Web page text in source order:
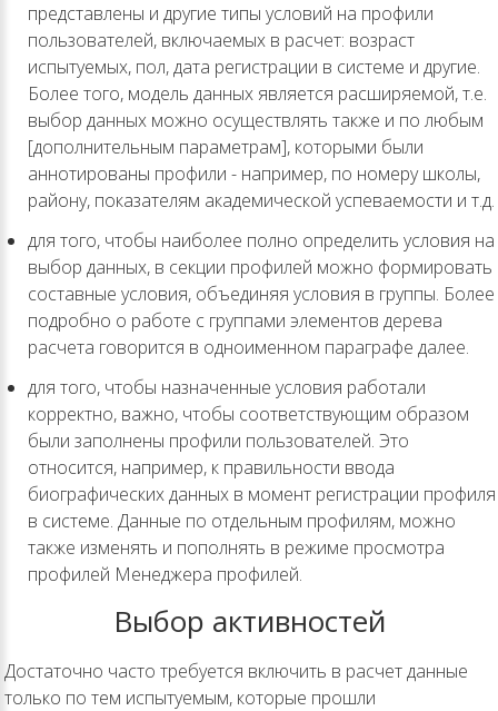
представлены и другие типы условий на профили
пользователей, включаемых в расчет: возраст
испытуемых, пол, дата регистрации в системе и другие.
Более того, модель данных является расширяемой, т.е.
выбор данных можно осуществлять также и по любым
[дополнительным параметрам], которыми были
аннотированы профили - например, по номеру школы,
району, показателям академической успеваемости и т.д.
для того, чтобы наиболее полно определить условия на
выбор данных, в секции профилей можно формировать
составные условия, объединяя условия в группы. Более
подробно о работе с группами элементов дерева
расчета говорится в одноименном параграфе далее.
для того, чтобы назначенные условия работали
корректно, важно, чтобы соответствующим образом
были заполнены профили пользователей. Это
относится, например, к правильности ввода
биографических данных в момент регистрации профиля
в системе. Данные по отдельным профилям, можно
также изменять и пополнять в режиме просмотра
профилей Менеджера профилей.
Выбор активностей
Достаточно часто требуется включить в расчет данные
только по тем испытуемым, которые прошли